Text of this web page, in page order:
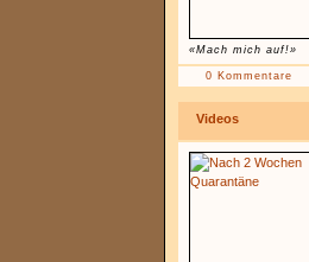
«Mach mich auf!»
0 Kommentare
Videos